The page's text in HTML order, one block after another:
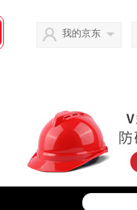
我的京东